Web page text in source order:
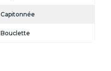
Capitonnée
Bouclette